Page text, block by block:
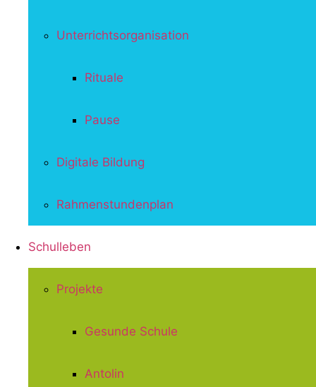
Unterrichtsorganisation
Rituale
Pause
Digitale Bildung
Rahmenstundenplan
Schulleben
Projekte
Gesunde Schule
Antolin